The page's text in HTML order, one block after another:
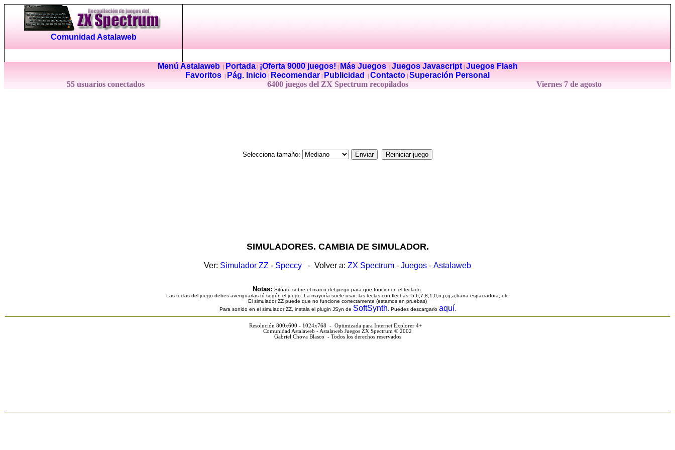
Comunidad Astalaweb
Menú Astalaweb| Portada| ¡Oferta 9000 juegos! Más Juegos| Juegos Javascript| Juegos Flash
Favoritos
Pág. Inicio Recomendar Publicidad Contacto Superación Personal
55 usuarios conectados
6400 juegos del ZX Spectrum recopilados Viernes 7 de agosto
Selecciona tamaño:
SIMULADORES. CAMBIA DE SIMULADOR.
Ver: Simulador ZZ - Speccy - Volver a: ZX Spectrum - Juegos - Astalaweb
Notas: Sitúate sobre el marco del juego para que funcionen el teclado.
Las teclas del juego debes averiguarlas tú según el juego. La mayoría suele usar: las teclas con flechas, 5,6,7,8,1,0,o,p,q,a,barra espaciadora, etc
El simulador ZZ puede que no funcione correctamente (estamos en pruebas)
Para sonido en el simulador ZZ, instala el plugin JSyn de SoftSynth . Puedes descargarlo aquí
Resolución 800x600 - 1024x768 - Optimizada para Internet Explorer 4+
Comunidad Astalaweb - Astalaweb Juegos ZX Spectrum © 2002
Gabriel Chova Blasco - Todos los derechos reservados